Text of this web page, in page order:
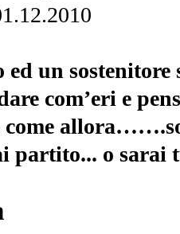
ed un
com’eri e
come
partito... o sarai